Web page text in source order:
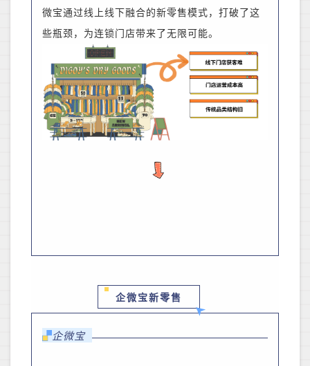
微宝通过线上线下融合的新零售模式，打破了这
些瓶颈，为连锁门店带来了无限可能。
企微宝新零售
企微宝